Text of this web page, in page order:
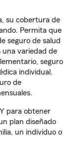
su cobertura de
Permita que
seguro de salud
variedad de
seguro
individual.
de
para obtener
plan diseñado
un individuo o